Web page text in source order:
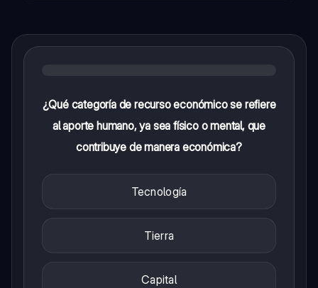
¿Qué categoría de recurso económico se refiere
al aporte humano, ya sea físico o mental, que
contribuye de manera económica?
Tecnología
Tierra
Capital